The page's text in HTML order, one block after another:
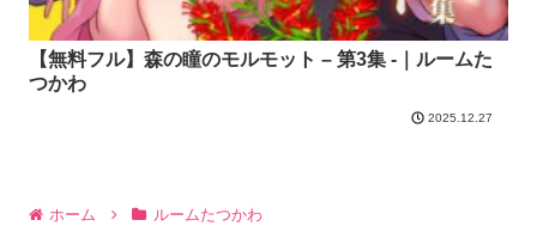
【無料フル】森の瞳のモルモット – 第3集 -｜ルームた
つかわ
2025.12.27
ホーム ルームたつかわ